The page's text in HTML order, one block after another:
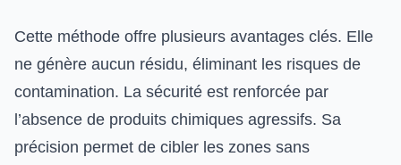
Cette méthode offre plusieurs avantages clés. Elle
ne génère aucun résidu, éliminant les risques de
contamination. La sécurité est renforcée par
l’absence de produits chimiques agressifs. Sa
précision permet de cibler les zones sans